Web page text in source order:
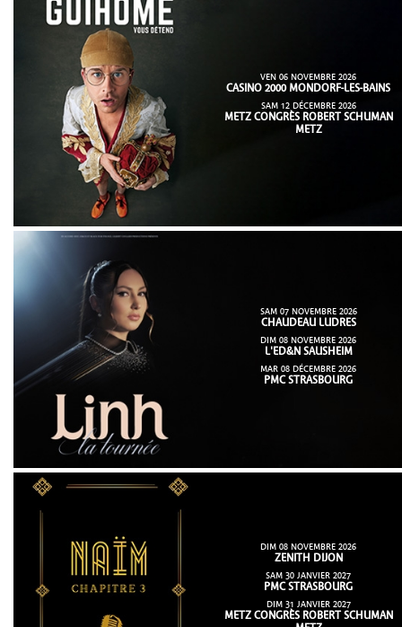
VEN 06 NOVEMBRE 2026
CASINO 2000 MONDORF-LES-BAINS
SAM 12 DÉCEMBRE 2026
METZ CONGRÈS ROBERT SCHUMAN
METZ
SAM 07 NOVEMBRE 2026
CHAUDEAU LUDRES
DIM 08 NOVEMBRE 2026
L'ED&N SAUSHEIM
MAR 08 DÉCEMBRE 2026
PMC STRASBOURG
DIM 08 NOVEMBRE 2026
ZENITH DIJON
SAM 30 JANVIER 2027
PMC STRASBOURG
DIM 31 JANVIER 2027
METZ CONGRÈS ROBERT SCHUMAN